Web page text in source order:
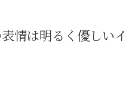
情は明るく優しいイ